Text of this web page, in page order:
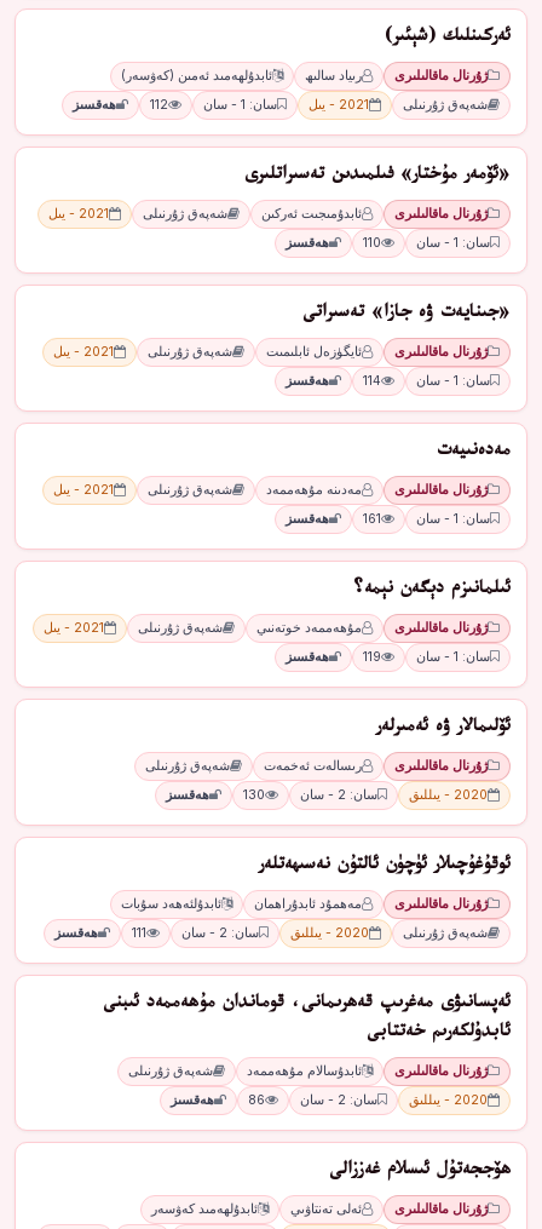
ئەركىنلىك (شېئىر)
ژۇرنال ماقالىلىرى رىياد سالىھ
ئابدۇلھەمىد ئەمىن (كەۋسەر)
شەپەق ژۇرنىلى
2021 - يىل سان: 1 - سان 112 ھەقسىز
«ئۆمەر مۇختار» فىلمىدىن تەسىراتلىرى
ژۇرنال ماقالىلىرى ئابدۇمىجىت ئەركىن شەپەق ژۇرنىلى
2021 - يىل
سان: 1 - سان
110 ھەقسىز
«جىنايەت ۋە جازا» تەسىراتى
ژۇرنال ماقالىلىرى ئايگۈزەل ئابلىمىت شەپەق ژۇرنىلى
2021 - يىل
سان: 1 - سان
114 ھەقسىز
مەدەنىيەت
ژۇرنال ماقالىلىرى مەدىنە مۇھەممەد شەپەق ژۇرنىلى
2021 - يىل
سان: 1 - سان
161 ھەقسىز
ئىلمانىزم دېگەن نېمە؟
ژۇرنال ماقالىلىرى مۇھەممەد خوتەنىي شەپەق ژۇرنىلى
2021 - يىل
سان: 1 - سان
119 ھەقسىز
ئۆلىمالار ۋە ئەمىرلەر
ژۇرنال ماقالىلىرى رىسالەت ئەخمەت
شەپەق ژۇرنىلى
2020 - يىللىق
سان: 2 - سان 130 ھەقسىز
ئوقۇغۇچىلار ئۈچۈن ئالتۇن نەسىھەتلەر
ژۇرنال ماقالىلىرى مەھمۇد ئابدۇراھمان
ئابدۇلئەھەد سۇبات
شەپەق ژۇرنىلى
2020 - يىللىق سان: 2 - سان 111 ھەقسىز
ئەپسانىۋى مەغرىپ قەھرىمانى، قوماندان مۇھەممەد ئىبنى
ئابدۇلكەرىم خەتتابى
ژۇرنال ماقالىلىرى ئابدۇسالام مۇھەممەد
شەپەق ژۇرنىلى
2020 - يىللىق
سان: 2 - سان 86 ھەقسىز
ھۆججەتۇل ئىسلام غەززالى
ژۇرنال ماقالىلىرى ئەلى تەنتاۋىي
ئابدۇلھەمىد كەۋسەر